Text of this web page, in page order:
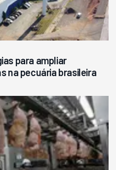
para ampliar
na pecuária brasileira